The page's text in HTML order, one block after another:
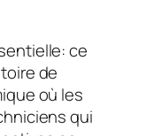
ce
de
où les
qui